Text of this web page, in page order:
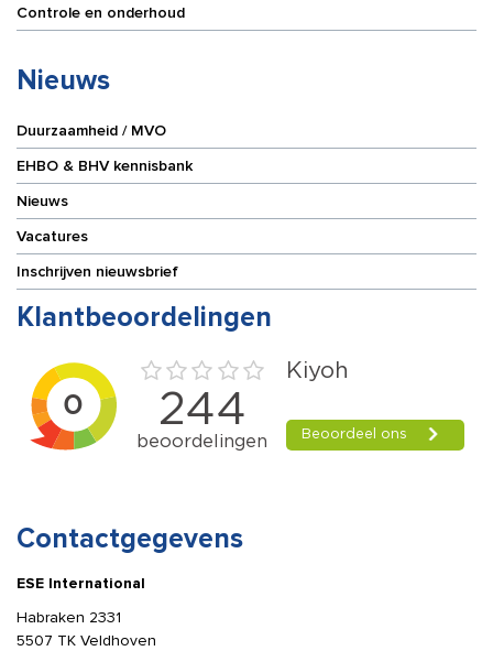
Controle en onderhoud
Nieuws
Duurzaamheid / MVO
EHBO & BHV kennisbank
Nieuws
Vacatures
Inschrijven nieuwsbrief
Klantbeoordelingen
Contactgegevens
ESE International
Habraken 2331
5507 TK Veldhoven